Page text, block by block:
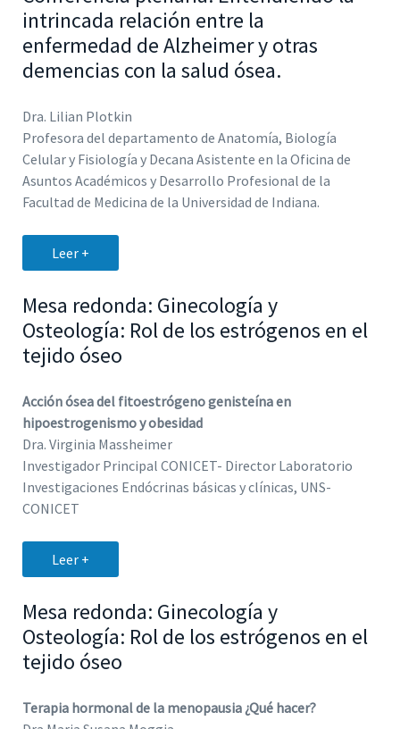
intrincada relación entre la
enfermedad de Alzheimer y otras
demencias con la salud ósea.
Dra. Lilian Plotkin
Profesora del departamento de Anatomía, Biología
Celular y Fisiología y Decana Asistente en la Oficina de
Asuntos Académicos y Desarrollo Profesional de la
Facultad de Medicina de la Universidad de Indiana.
Leer +
Mesa redonda: Ginecología y
Osteología: Rol de los estrógenos en el
tejido óseo
Acción ósea del fitoestrógeno genisteína en
hipoestrogenismo y obesidad
Dra. Virginia Massheimer
Investigador Principal CONICET- Director Laboratorio
Investigaciones Endócrinas básicas y clínicas, UNS-
CONICET
Leer +
Mesa redonda: Ginecología y
Osteología: Rol de los estrógenos en el
tejido óseo
Terapia hormonal de la menopausia ¿Qué hacer?